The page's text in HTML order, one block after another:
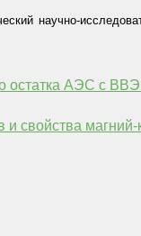
научно-
остатка АЭС с
и свойства